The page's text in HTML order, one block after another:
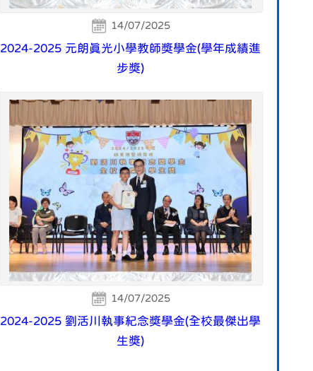
14/07/2025
2024-2025 元朗真光小學教師獎學金(學年成績進
步獎)
14/07/2025
2024-2025 劉活川執事紀念獎學金(全校最傑出學
生獎)